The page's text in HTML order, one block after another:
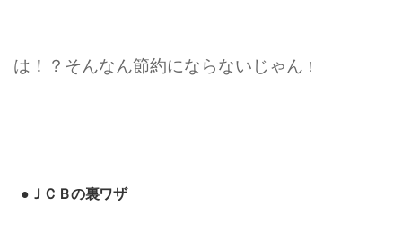
は！？そんなん節約にならないじゃん ！
●ＪＣＢの裏ワザ